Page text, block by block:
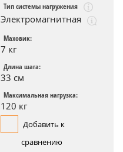
Тип системы нагружения
Электромагнитная
Маховик:
7 кг
Длина шага:
33 см
Максимальная нагрузка:
120 кг
Добавить к
сравнению